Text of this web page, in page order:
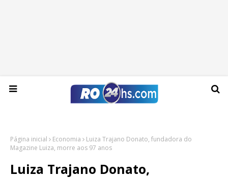
Quinta-feira, 06 de agosto de 2026
Página inicial Economia
Luiza Trajano Donato, fundadora do
Magazine Luiza, morre aos 97 anos
Luiza Trajano Donato,